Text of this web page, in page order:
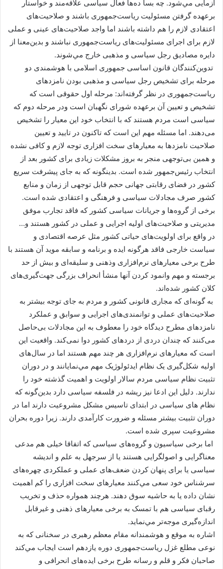
آزمایی مي‌شود. چه بسا ده‌ها فعال سیاسی علاقه‌مند و خواستار
برعهده گرفتن مسئولیت رياست‌جمهوری باشند و صلاحیت‌های
اعتقادی لازم را هم داشته باشند اما واجد صلاحیت‌های عینی و عملی
لازم برای اجرای مسئولیت‌های رياست‌جمهوری نباشند و بدین‌معنا از
دایره مصادیق رجل سیاسی و مذهبی خارج مي‌شوند.
تدوین‌کنندگان قانون اساسی جمهوری اسلامی با هوشمندی دو
مرحله برای تشخیص رجل سیاسی و مذهبی بودن نامزدهای
رياست‌جمهوری در نظر گرفته‌اند: مرحله اول حقوقی است که
تشخیص و تعیین آن برعهده شورای نگهبان است ودر مرحله دوم که
سیاسی است مردم هستند که با انتخاب خود این معیار را تشخیص
می‌دهند. اما مسئله مهم این است که تاکنون در تایید و تعیین
صلاحیت نامزدها به معیارهای سخت افزاری توجه لازم و کافی نشده
و همین بی‌توجهی منجر به بروز مشکلات زیادی برای کشور بعد از
انتخاب رئيس‌جمهور شده است. بدینگونه که به جای پیشرفت سریع
کشور در فضای رقابتی جهانی حجم قابل توجهی از زمان و منابع
کشور صرف مجادلات سیاسی و فرهنگی و اعتقادی شده است.
برخی از گروه‌ها و جریانات سیاسی کشور که فاقد تجارب موفق
مدیریتی و صلاحیت‌های اولیه اجرایی و عملی در کشور هستند و…
در واقع برای اولویت‌های حیاتی کشور مثل عرصه اقتصادی و
سیاست خارجی فاقد هرگونه ایده و برنامه و سابقه موید آن هستند با
طرح برخی معیارهای نرم‌افزاری وذهنی و سلیقه‌ای و بیش از حد
برجسته و مهم وانمود کردن آنها منشأ انحراف بزرگی جهت‌گیری‌های
کلان کشور شده‌اند.
به گونه‌ای که مجاری قانونی کشور و مردم به جای توجه بیشتر به
صلاحیت‌های عملی و توانمندی‌های اجرایی و سوابق و عملکرد
نامزدهای مطرح دیدگاه خود را معطوف به این مجادلات بی‌حاصل
می‌کنند که چندان دردی از دردهای کشور دوا نمی‌کند. واقعیت این
است که معیارهای نرم‌افزاری هر چند مهم هستند اما در سال‌های
اولیه شکل‌گیری یک نظام ایدئولوژیک مهم مي‌نمایانند و در دوران
تثبیت نظام سیاسی مردم سالار اولویت و اهمیت گذشته خود را
ندارند. دلیل این ادعا نیز ریشه در فلسفه سیاسی دارد بدین‌گونه که
نظام های سیاسی در ابتدای تاسیس مشکل مشروعیت دارند اما در
دوران تثبیت بیشتر مسئله و ضرورت کارآمدی دارند. زیرا دوره بحران
مشروعیت سپری شده است.
اما برخی سیاسیون و گروه‌های سیاسی که اتفاقا خیلی هم مدعی
معناگرایی و اصولگرایی هستند یا از سرجهل به علم و اندیشه
سیاسی یا برای پنهان کردن ضعف‌های عملی و عملکردی چهره‌های
سرشناس خود سعی مي‌كنند معیارهای سخت افزاری را کم اهمیت
نشان داده یا به حاشیه سوق دهند. هرچند همواره حذف و تخریب
رقبای سیاسی هم با تمسک به برخی معیارهای ذهنی و غیرقابل
اندازه‌گیری موجه‌تر مي‌نماید.
اشاره به موقع و هوشمندانه مقام معظم رهبری در سخنانی که به
نوعی مطلع غزل رياست‌جمهوری دوره یازدهم است ایجاب مي‌كند
صاحبان فکر و قلم و رسانه طرح برخی ایده‌های انحرافی و